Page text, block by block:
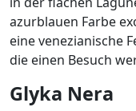
azurblauen Farbe
eine venezianische
die einen Besuch
Glyka Nera